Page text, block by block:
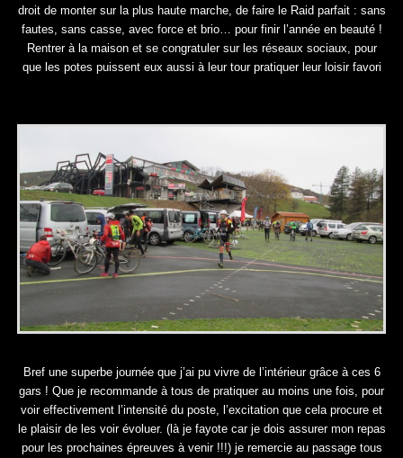
droit de monter sur la plus haute marche, de faire le Raid parfait : sans
fautes, sans casse, avec force et brio… pour finir l’année en beauté !
Rentrer à la maison et se congratuler sur les réseaux sociaux, pour
que les potes puissent eux aussi à leur tour pratiquer leur loisir favori
Bref une superbe journée que j’ai pu vivre de l’intérieur grâce à ces 6
gars ! Que je recommande à tous de pratiquer au moins une fois, pour
voir effectivement l’intensité du poste, l’excitation que cela procure et
le plaisir de les voir évoluer. (là je fayote car je dois assurer mon repas
pour les prochaines épreuves à venir !!!) je remercie au passage tous